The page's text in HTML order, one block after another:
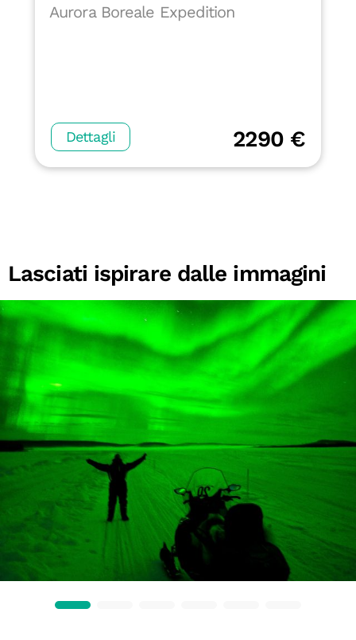
Aurora Boreale Expedition
Dettagli 2290 €
Lasciati ispirare dalle immagini